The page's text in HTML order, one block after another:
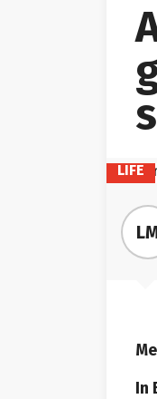
LIFE
In